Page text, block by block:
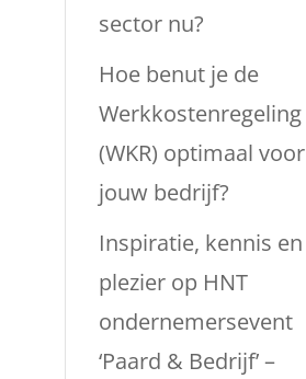
sector nu?
Hoe benut je de
Werkkostenregeling
(WKR) optimaal voor
jouw bedrijf?
Inspiratie, kennis en
plezier op HNT
ondernemersevent
‘Paard & Bedrijf’ –